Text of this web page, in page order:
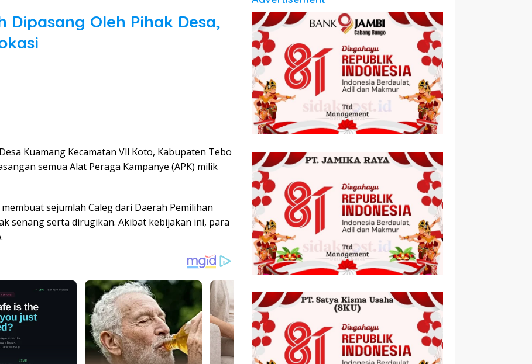
Dipasang Oleh Pihak Desa,
Kuamang Kecamatan Vll Koto, Kabupaten Tebo
semua Alat Peraga Kampanye (APK) milik
sejumlah Caleg dari Daerah Pemilihan
senang serta dirugikan. Akibat kebijakan ini, para